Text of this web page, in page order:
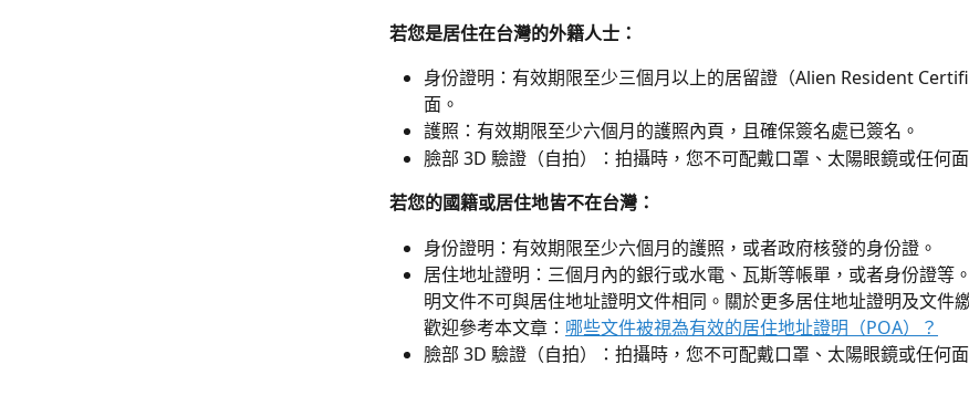
若您是居住在台灣的外籍人士：
身份證明：有效期限至少三個月以上的居留證（Alien Resident
面。
護照：有效期限至少六個月的護照內頁，且確保簽名處已簽名。
臉部 3D 驗證（自拍）：拍攝時，您不可配戴口罩、太陽眼鏡或任何面
若您的國籍或居住地皆不在台灣：
身份證明：有效期限至少六個月的護照，或者政府核發的身份證。
居住地址證明：三個月內的銀行或水電、瓦斯等帳單，或者身份證等
明文件不可與居住地址證明文件相同。關於更多居住地址證明及文件
歡迎參考本文章： 哪些文件被視為有效的居住地址證明（POA）？
臉部 3D 驗證（自拍）：拍攝時，您不可配戴口罩、太陽眼鏡或任何面